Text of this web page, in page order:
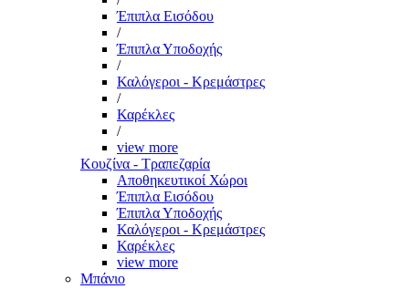
Έπιπλα Εισόδου
/
Έπιπλα Υποδοχής
/
Καλόγεροι - Κρεμάστρες
/
Καρέκλες
/
view more
Κουζίνα - Τραπεζαρία
Αποθηκευτικοί Χώροι
Έπιπλα Εισόδου
Έπιπλα Υποδοχής
Καλόγεροι - Κρεμάστρες
Καρέκλες
view more
Μπάνιο